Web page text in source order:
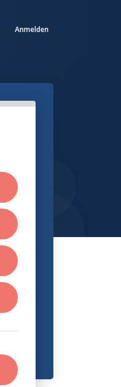
Anmelden